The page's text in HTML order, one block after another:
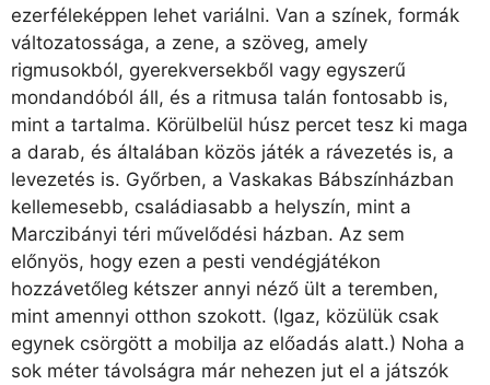
ezerféleképpen lehet variálni. Van a színek, formák
változatossága, a zene, a szöveg, amely
rigmusokból, gyerekversekből vagy egyszerű
mondandóból áll, és a ritmusa talán fontosabb is,
mint a tartalma. Körülbelül húsz percet tesz ki maga
a darab, és általában közös játék a rávezetés is, a
levezetés is. Győrben, a Vaskakas Bábszínházban
kellemesebb, családiasabb a helyszín, mint a
Marczibányi téri művelődési házban. Az sem
előnyös, hogy ezen a pesti vendégjátékon
hozzávetőleg kétszer annyi néző ült a teremben,
mint amennyi otthon szokott. (Igaz, közülük csak
egynek csörgött a mobilja az előadás alatt.) Noha a
sok méter távolságra már nehezen jut el a játszók